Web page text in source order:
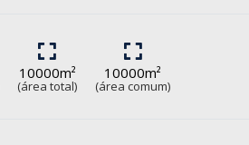
10000m²
(área total)
10000m²
(área comum)